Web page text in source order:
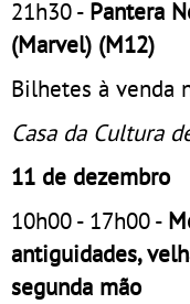
21h30 - Pantera
(Marvel) (M12)
Bilhetes à venda
Casa da Cultura
11 de dezembro
10h00 - 17h00 -
antiguidades,
segunda mão